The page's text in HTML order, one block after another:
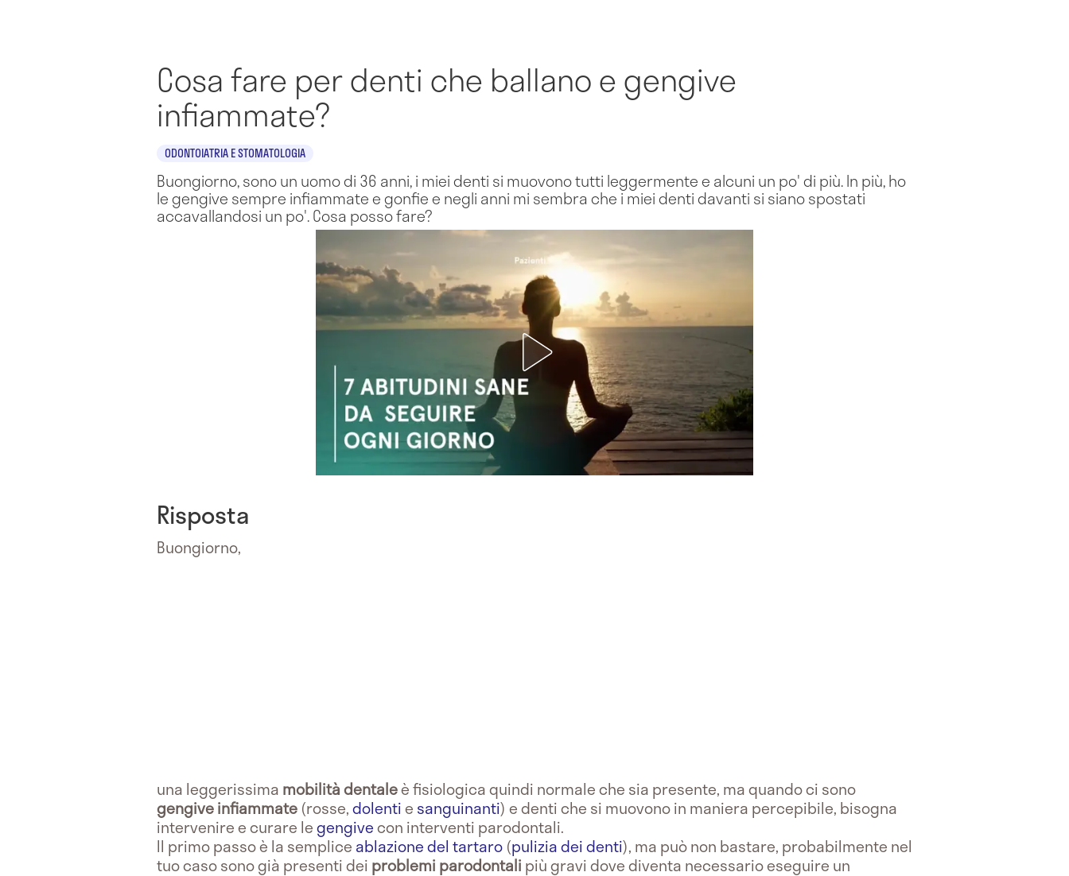
Cosa fare per denti che ballano e gengive
infiammate?
ODONTOIATRIA E STOMATOLOGIA
Buongiorno, sono un uomo di 36 anni, i miei denti si muovono tutti leggermente e alcuni un po' di più. In più, ho
le gengive sempre infiammate e gonfie e negli anni mi sembra che i miei denti davanti si siano spostati
accavallandosi un po'. Cosa posso fare?
Risposta
Buongiorno,
una leggerissima mobilità dentaleè fisiologica quindi normale che sia presente, ma quando ci sono
gengive infiammate (rosse,dolentie sanguinanti) e denti che si muovono in maniera percepibile, bisogna
intervenire e curare legengivecon interventi parodontali.
Il primo passo è la semplice ablazione del tartaro (pulizia dei denti), ma può non bastare, probabilmente nel
tuo caso sono già presenti dei problemi parodontali più gravi dove diventa necessario eseguire un